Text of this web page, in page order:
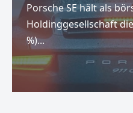
Porsche SE hält als
Holdinggesellschaft
%)...